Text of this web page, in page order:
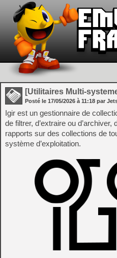
[Utilitaires Multi-
Posté le 17/05/2026 à 11:18 par
Igir est un gestionnaire de
de filtrer, d’extraire ou d’archiver,
rapports sur des collections de
système d’exploitation.